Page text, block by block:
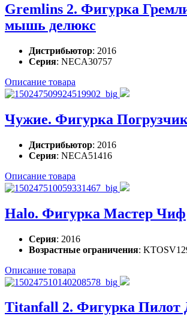
Gremlins 2. Фигурка
мышь делюкс
Дистрибьютор: 2016
Серия: NECA30757
Описание товара
Чужие. Фигурка
Дистрибьютор: 2016
Серия: NECA51416
Описание товара
Halo. Фигурка Мастер Чиф
Серия: 2016
Возрастные ограничения:
Описание товара
Titanfall 2. Фигурка Пилот